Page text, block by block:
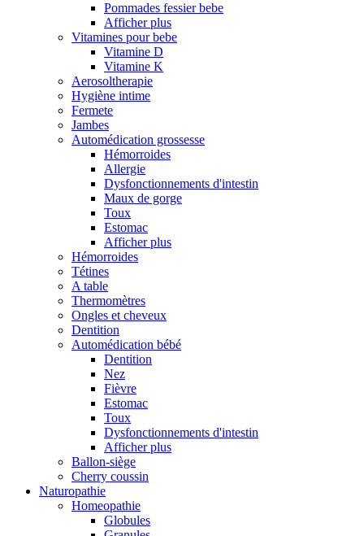
Pommades fessier bebe
Afficher plus
Vitamines pour bebe
Vitamine D
Vitamine K
Aerosoltherapie
Hygiène intime
Fermete
Jambes
Automédication grossesse
Hémorroides
Allergie
Dysfonctionnements d'intestin
Maux de gorge
Toux
Estomac
Afficher plus
Hémorroides
Tétines
A table
Thermomètres
Ongles et cheveux
Dentition
Automédication bébé
Dentition
Nez
Fièvre
Estomac
Toux
Dysfonctionnements d'intestin
Afficher plus
Ballon-siège
Cherry coussin
Naturopathie
Homeopathie
Globules